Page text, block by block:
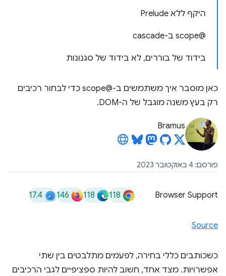
היקף ללא Prelude
‫@scope ב-cascade
בידוד של בוררים, לא בידוד של סגנונות
כאן מוסבר איך משתמשים ב-@scope כדי לבחור רכיבים
רק בעץ משנה מוגבל של ה-DOM.
Bramus
פורסם: 4 באוקטובר 2023
Browser Support
118
118
146
17.4
Source
כשכותבים כללי בחירה, לפעמים מתלבטים בין שתי
אפשרויות. מצד אחד, חשוב להיות ספציפיים לגבי הרכיבים